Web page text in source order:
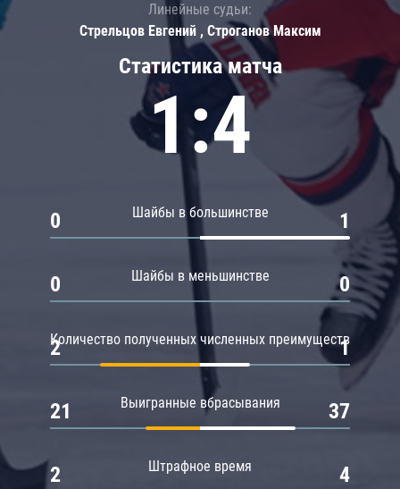
Статистика матча
1:4
Шайбы в большинстве
0 1
Шайбы в меньшинстве
0 0
Количество полученных численных преимуществ
2 1
Выигранные вбрасывания
21 37
Штрафное время
2 4
Линейные судьи:
Стрельцов Евгений , Строганов Максим